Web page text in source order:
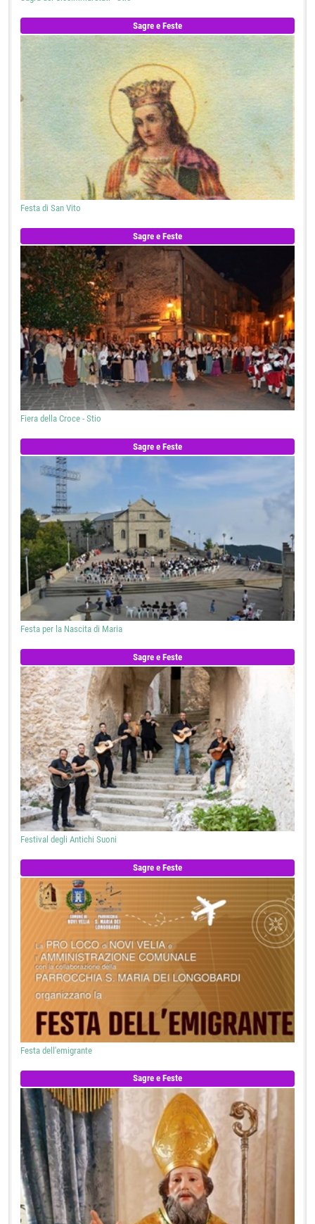
Sagre e Feste
Festa di San Vito
Sagre e Feste
Fiera della Croce - Stio
Sagre e Feste
Festa per la Nascita di Maria
Sagre e Feste
Festival degli Antichi Suoni
Sagre e Feste
Festa dell'emigrante
Sagre e Feste